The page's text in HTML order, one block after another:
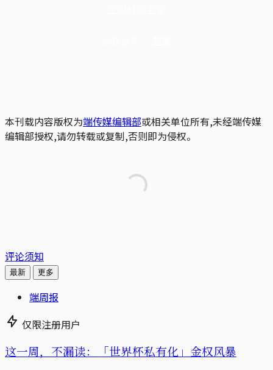
本刊载内容版权为端传媒编辑部或相关单位所有,未经端传媒
编辑部授权,请勿转载或复制,否则即为侵权。
评论须知
最新 更多
端周报
仅限注册用户
这一周，不漏读：「世界杯私有化」金权风暴